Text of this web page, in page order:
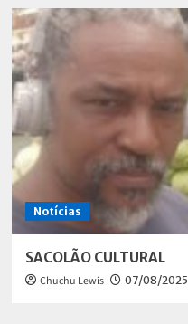
Notícias
SACOLÃO CULTURAL
Chuchu Lewis 07/08/2025